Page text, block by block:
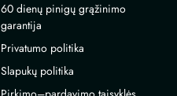
60 dienų pinigų grąžinimo
garantija
Privatumo politika
Slapukų politika